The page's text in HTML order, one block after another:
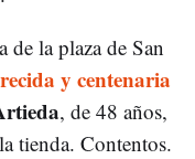
de la plaza de San
y centenaria
, de 48 años,
tienda. Contentos.